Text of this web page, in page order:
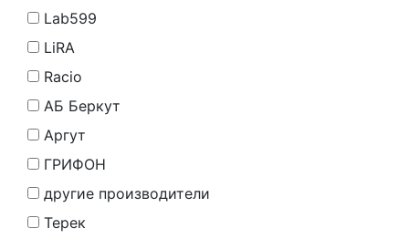
Lab599
LiRA
Racio
АБ Беркут
Аргут
ГРИФОН
другие производители
Терек